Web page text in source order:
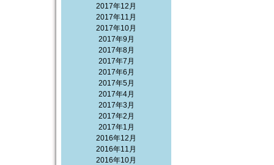
2017年12月
2017年11月
2017年10月
2017年9月
2017年8月
2017年7月
2017年6月
2017年5月
2017年4月
2017年3月
2017年2月
2017年1月
2016年12月
2016年11月
2016年10月